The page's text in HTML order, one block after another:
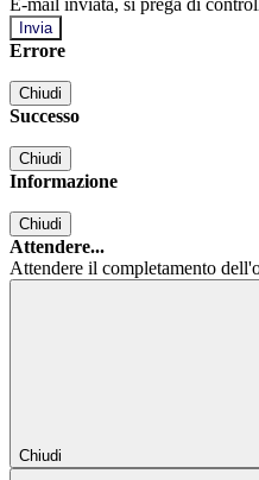
E-mail inviata, si prega di
Errore
Chiudi
Successo
Chiudi
Informazione
Chiudi
Attendere...
Attendere il completamento
Chiudi